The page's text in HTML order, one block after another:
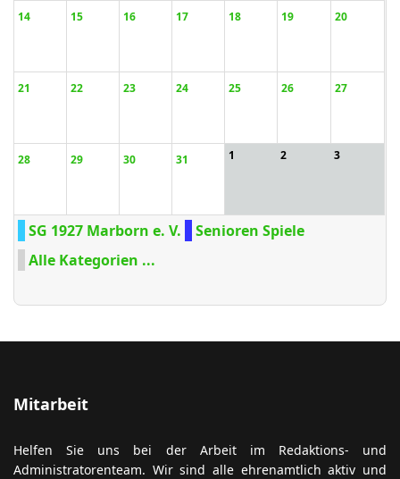
14 15 16 17 18 19 20
21 22 23 24 25 26 27
28 29 30 31 1 2 3
SG 1927 Marborn e. V.
Senioren Spiele
Alle Kategorien ...
Mitarbeit
Helfen Sie uns bei der Arbeit im Redaktions- und
Administratorenteam. Wir sind alle ehrenamtlich aktiv und